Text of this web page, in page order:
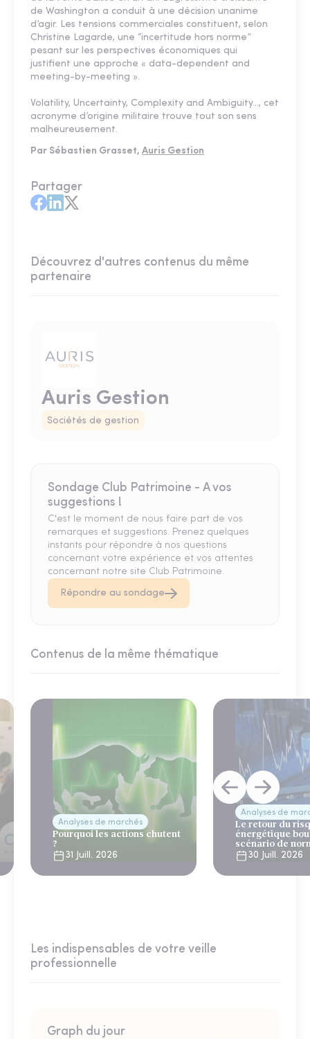
de Washington a conduit à une décision unanime
d’agir. Les tensions commerciales constituent, selon
Christine Lagarde, une “incertitude hors norme”
pesant sur les perspectives économiques qui
justifient une approche « data-dependent and
meeting-by-meeting ».
Volatility, Uncertainty, Complexity and Ambiguity…, cet
acronyme d’origine militaire trouve tout son sens
malheureusement.
Par Sébastien Grasset, Auris Gestion
Partager
Découvrez d'autres contenus du même
partenaire
Auris Gestion
Sociétés de gestion
Sondage Club Patrimoine - A vos
suggestions !
C'est le moment de nous faire part de vos
remarques et suggestions. Prenez quelques
instants pour répondre à nos questions
concernant votre expérience et vos attentes
concernant notre site Club Patrimoine.
Répondre au sondage
Contenus de la même thématique
Analyses de marchés
Pourquoi les actions chutent
?
31 Juill. 2026
Analyses de
Le retour du
énergétique
scénario de
30 Juill. 2026
Les indispensables de votre veille
professionnelle
Graph du jour